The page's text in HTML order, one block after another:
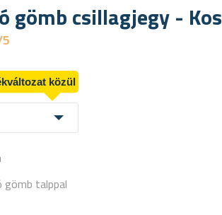
gömb csillagjegy - Kos
közül
gömb talppal